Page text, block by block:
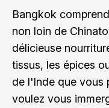
Bangkok
non loin de
délicieuse
tissus, les épices
de l'Inde que vous
voulez vous